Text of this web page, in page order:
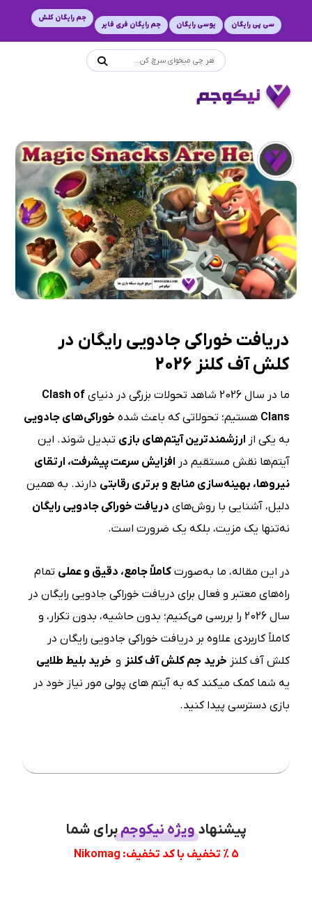
سی پی رایگان یوسی رایگان جم رایگان فری فایر
جم رایگان کلش
دریافت خوراکی جادویی رایگان در
کلش آف کلنز 2026
ما در سال 2026 شاهد تحولات بزرگی در دنیای
Clash of
Clans هستیم؛ تحولاتی که باعث شده خوراکی‌های جادویی
به یکی از ارزشمندترین آیتم‌های بازی تبدیل شوند. این
آیتم‌ها نقش مستقیم در افزایش سرعت پیشرفت، ارتقای
نیروها، بهینه‌سازی منابع و برتری رقابتی دارند. به همین
دلیل، آشنایی با روش‌های دریافت خوراکی جادویی رایگان
نه‌تنها یک مزیت، بلکه یک ضرورت است.
در این مقاله، ما به‌صورتکاملاً جامع، دقیق و عملی تمام
راه‌های معتبر و فعال برای دریافت خوراکی جادویی رایگان در
سال 2026 را بررسی می‌کنیم؛ بدون حاشیه، بدون تکرار، و
کاملاً کاربردی علاوه بر دریافت خوراکی جادویی رایگان در
کلش آف کلنز خرید جم کلش آف کلنز و خرید بلیط طلایی
یه شما کمک میکند که به آیتم های پولی مور نیاز خود در
بازی دسترسی پیدا کنید.
پیشنهادویژه نیکوجمبرای شما
5 % تخفیف با کد تخفیف: Nikomag